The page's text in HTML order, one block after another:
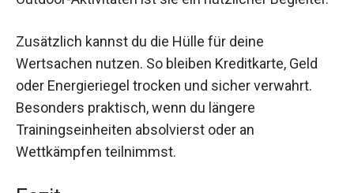
Begleiter.
Zusätzlich kannst du die Hülle für deine
Wertsachen nutzen. So bleiben Kreditkarte, Geld
oder Energieriegel trocken und sicher verwahrt.
Besonders praktisch, wenn du längere
Trainingseinheiten absolvierst oder an
Wettkämpfen teilnimmst.